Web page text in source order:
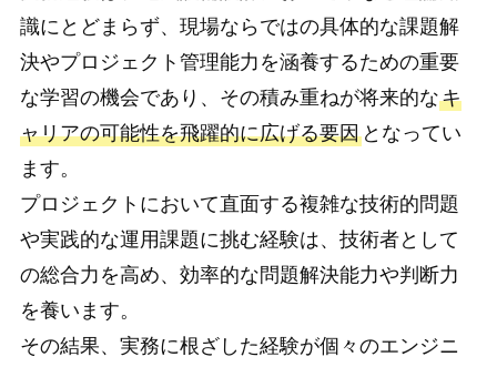
識にとどまらず、現場ならではの具体的な課題解
決やプロジェクト管理能力を涵養するための重要
な学習の機会であり、その積み重ねが将来的なキ
ャリアの可能性を飛躍的に広げる要因となってい
ます。
プロジェクトにおいて直面する複雑な技術的問題
や実践的な運用課題に挑む経験は、技術者として
の総合力を高め、効率的な問題解決能力や判断力
を養います。
その結果、実務に根ざした経験が個々のエンジニ